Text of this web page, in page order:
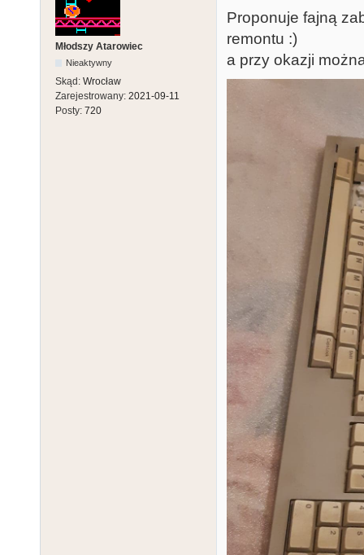
Młodszy Atarowiec
Nieaktywny
Skąd: Wrocław
Zarejestrowany: 2021-09-11
Posty: 720
Proponuje fajną
remontu :)
a przy okazji